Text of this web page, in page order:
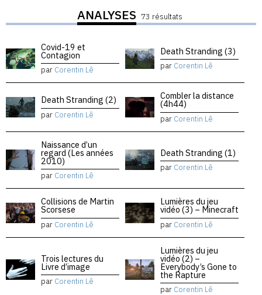
ANALYSES 73 résultats
Covid-19 et
Contagion
par Corentin Lê
Death Stranding (3)
par Corentin Lê
Death Stranding (2)
par Corentin Lê
Combler la distance
(4h44)
par Corentin Lê
Naissance d’un
regard (Les années
2010)
par Corentin Lê
Death Stranding (1)
par Corentin Lê
Collisions de Martin
Scorsese
par Corentin Lê
Lumières du jeu
vidéo (3) – Minecraft
par Corentin Lê
Trois lectures du
Livre d’image
par Corentin Lê
Lumières du jeu
vidéo (2) –
Everybody’s Gone to
the Rapture
par Corentin Lê